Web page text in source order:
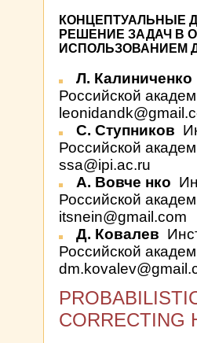
КОНЦЕПТУАЛЬНЫЕ
РЕШЕНИЕ ЗАДАЧ В
ИСПОЛЬЗОВАНИЕМ
Л. Калиниченко
Российской
С. Ступников
Российской
ssa@ipi.ac.ru
А. Вовче нко
Российской
itsnein@gmail.com
Д. Ковалев
Российской
CORRECTING